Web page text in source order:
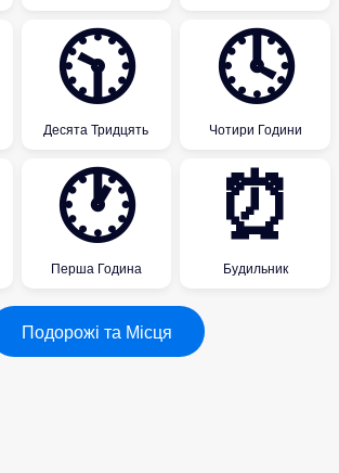
🕥
Десята Тридцять
🕓
Чотири Години
🕐
Перша Година
⏰
Будильник
Подорожі та Місця